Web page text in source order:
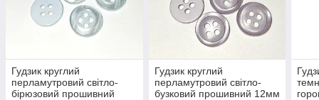
Гудзик круглий
перламутровий світло-
бірюзовий прошивний
Гудзик круглий
перламутровий світло-
бузковий прошивний 12мм